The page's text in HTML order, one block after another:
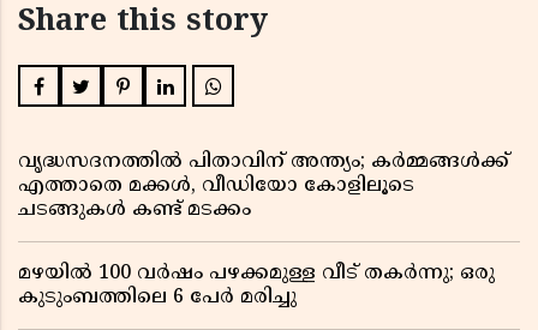
Share this story
വൃദ്ധസദനത്തിൽ പിതാവിന് അന്ത്യം; കർമ്മങ്ങൾക്ക്
എത്താതെ മക്കൾ, വീഡിയോ കോളിലൂടെ
ചടങ്ങുകൾ കണ്ട് മടക്കം
മഴയിൽ 100 വർഷം പഴക്കമുള്ള വീട് തകർന്നു; ഒരു
കുടുംബത്തിലെ 6 പേർ മരിച്ചു